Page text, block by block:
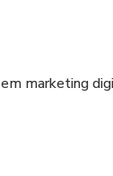
marketing